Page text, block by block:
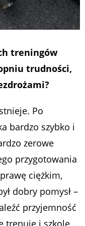
treningów
trudności,
Po
bardzo szybko i
zerowe
przygotowania
ciężkim,
dobry pomysł –
przyjemność
trenuję i szkolę